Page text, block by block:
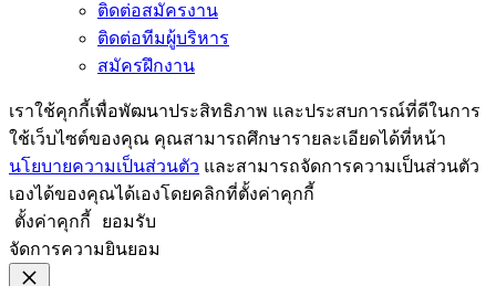
ติดต่อสมัครงาน
ติดต่อทีมผู้บริหาร
สมัครฝึกงาน
เราใช้คุกกี้เพื่อพัฒนาประสิทธิภาพ และประสบการณ์ที่ดีในการ
ใช้เว็บไซต์ของคุณ คุณสามารถศึกษารายละเอียดได้ที่หน้า
นโยบายความเป็นส่วนตัว และสามารถจัดการความเป็นส่วนตัว
เองได้ของคุณได้เองโดยคลิกที่ตั้งค่าคุกกี้
ตั้งค่าคุกกี้
ยอมรับ
จัดการความยินยอม